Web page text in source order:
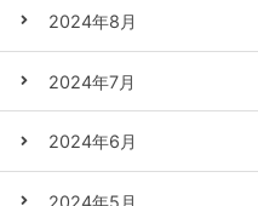
2024年8月
2024年7月
2024年6月
2024年5月